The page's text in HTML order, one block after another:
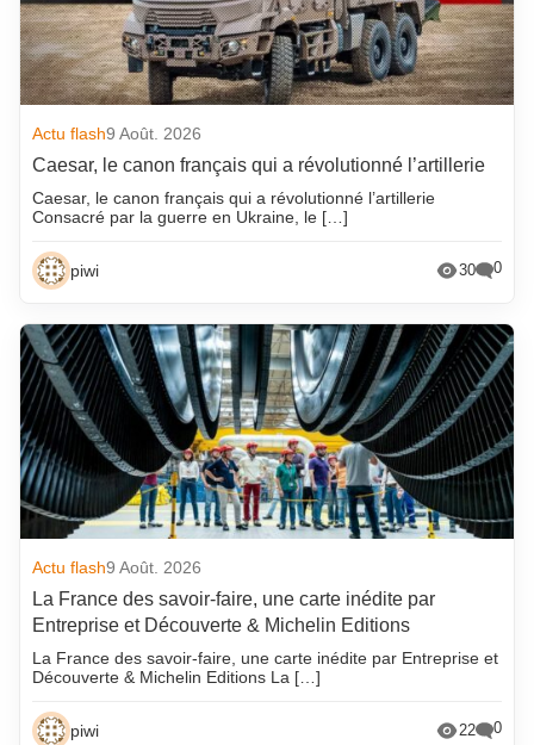
Actu flash9 Août. 2026
Caesar, le canon français qui a révolutionné l’artillerie
Caesar, le canon français qui a révolutionné l’artillerie
Consacré par la guerre en Ukraine, le […]
piwi 30 0
Actu flash9 Août. 2026
La France des savoir-faire, une carte inédite par
Entreprise et Découverte & Michelin Editions
La France des savoir-faire, une carte inédite par Entreprise et
Découverte & Michelin Editions La […]
piwi 22 0